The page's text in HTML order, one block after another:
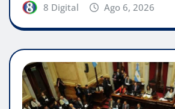
8 Digital Ago 6, 2026